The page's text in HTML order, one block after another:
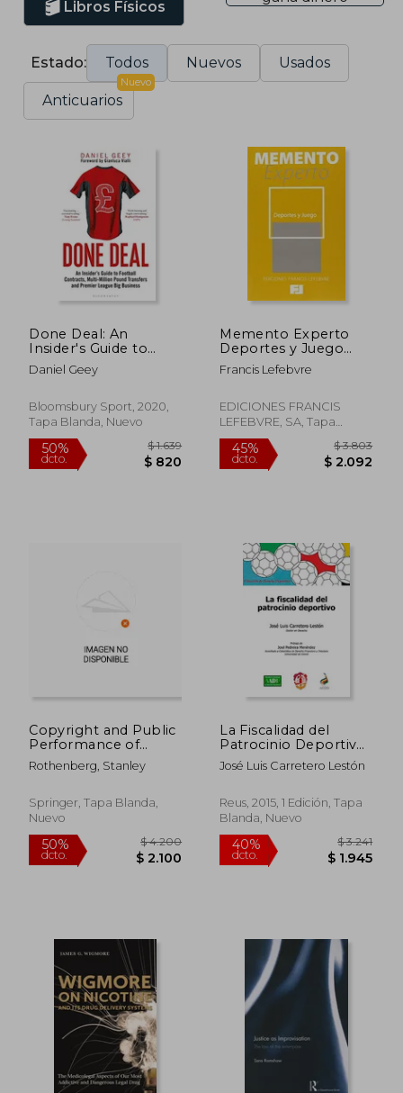
Libros Físicos
Estado: Todos Nuevos Usados
Anticuarios
Nuevo
Done Deal: An
Insider's Guide to
Football Contracts,
Multi-Million Pound
Premier League big
Business (en Inglés)
Daniel Geey
Bloomsbury Sport, 2020,
Tapa Blanda, Nuevo
Memento Experto
Deportes y Juego
(Mementos Expertos)
Francis Lefebvre
EDICIONES FRANCIS
LEFEBVRE, SA, Tapa
Blanda,Usado
45%
dcto.
Copyright and Public
Performance of
Music (en Inglés)
Rothenberg, Stanley
Springer, Tapa Blanda,
Nuevo
50% $ 4.200
$ 2.100
La Fiscalidad del
Patrocinio Deportivo
(Derecho Deportivo)
José Luis Carretero Lestón
Reus, 2015, 1 Edición, Tapa
Blanda, Nuevo